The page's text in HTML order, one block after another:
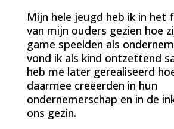
Mijn hele jeugd heb ik in het
van mijn ouders gezien hoe
game speelden als
vond ik als kind ontzettend
heb me later gerealiseerd
daarmee creëerden in hun
ondernemerschap en in de
ons gezin.